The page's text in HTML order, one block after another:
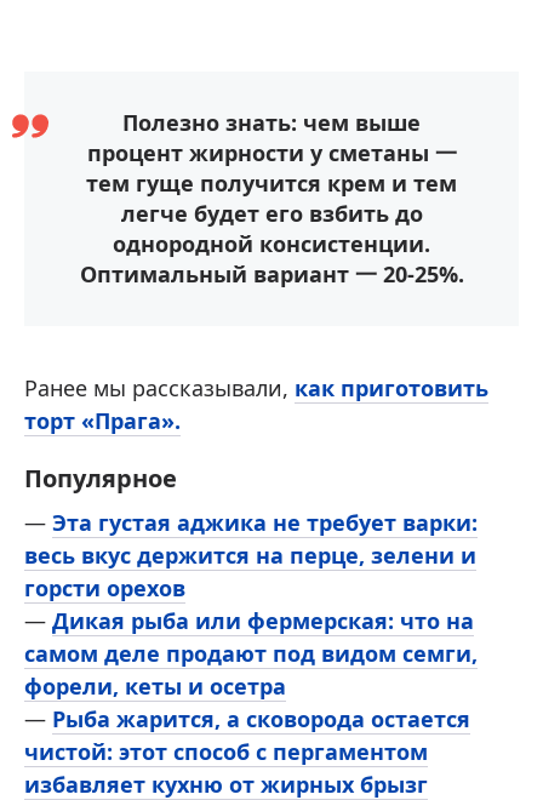
Полезно знать: чем выше
процент жирности у сметаны 一
тем гуще получится крем и тем
легче будет его взбить до
однородной консистенции.
Оптимальный вариант 一 20-25%.
Ранее мы рассказывали, как приготовить
торт «Прага».
Популярное
— Эта густая аджика не требует варки:
весь вкус держится на перце, зелени и
горсти орехов
— Дикая рыба или фермерская: что на
самом деле продают под видом семги,
форели, кеты и осетра
— Рыба жарится, а сковорода остается
чистой: этот способ с пергаментом
избавляет кухню от жирных брызг